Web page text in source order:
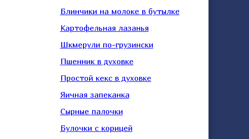
Блинчики на молоке в бутылке
Картофельная лазанья
Шкмерули по-грузински
Пшенник в духовке
Простой кекс в духовке
Яичная запеканка
Сырные палочки
Булочки с корицей